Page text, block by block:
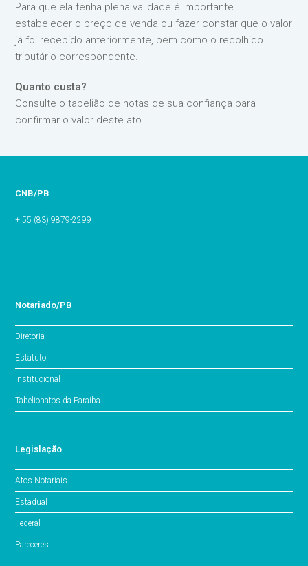
Para que ela tenha plena validade é importante
estabelecer o preço de venda ou fazer constar que o valor
já foi recebido anteriormente, bem como o recolhido
tributário correspondente.
Quanto custa?
Consulte o tabelião de notas de sua confiança para
confirmar o valor deste ato.
CNB/PB
+ 55 (83) 9879-2299
Notariado/PB
Diretoria
Estatuto
Institucional
Tabelionatos da Paraíba
Legislação
Atos Notariais
Estadual
Federal
Pareceres